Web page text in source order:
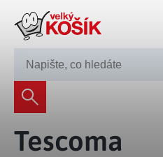
245 008 200
Dekorace
Bytové dekorace
Domácnost
Tescoma